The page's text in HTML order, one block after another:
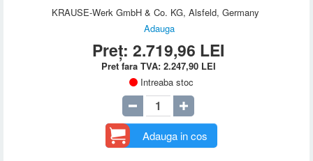
KRAUSE-Werk GmbH & Co. KG, Alsfeld, Germany
Adauga
Preț:2.719,96 LEI
Pret fara TVA: 2.247,90 LEI
Intreaba stoc
Adauga in cos